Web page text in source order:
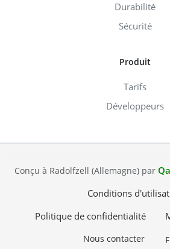
Durabilité
Sécurité
Produit
Tarifs
Développeurs
Conçu à Radolfzell (Allemagne) par
Conditions
Politique de confidentialité
Nous contacter